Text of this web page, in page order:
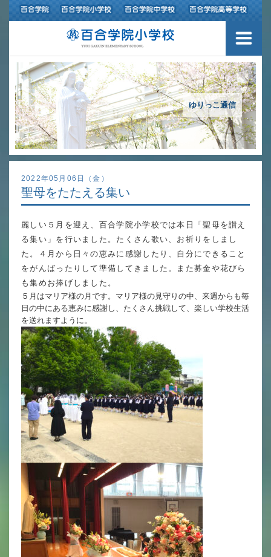
ゆりっこ通信
2022年05月06日（金）
聖母をたたえる集い
麗しい５月を迎え、百合学院小学校では本日「聖母を讃え
る集い」を行いました。たくさん歌い、お祈りをしまし
た。４月から日々の恵みに感謝したり、自分にできること
をがんばったりして準備してきました。また募金や花びら
も集めお捧げしました。
５月はマリア様の月です。マリア様の見守りの中、来週からも毎
日の中にある恵みに感謝し、たくさん挑戦して、楽しい学校生活
を送れますように。
３つの豊かさ・沿革
施設紹介
アクセスマップ
制服紹介
スクールバス運行
授業の特色
教育の特色
進路指導
体育と食育
委員会
百合学院小学校の一日
学校感染症に関する 報告書・登校
許可証
年間行事